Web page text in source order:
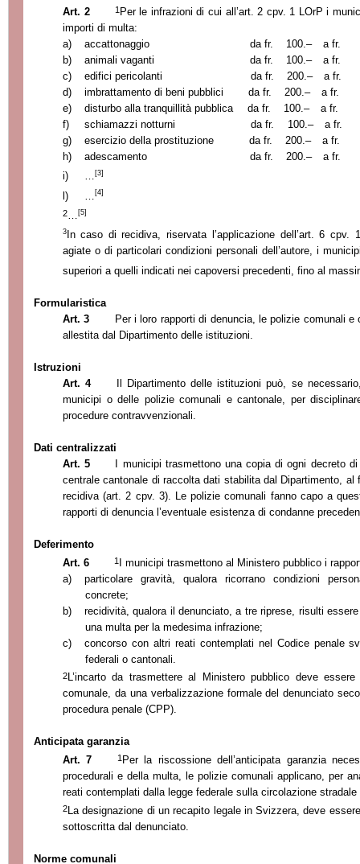
Art. 2
1Per le infrazioni di cui all’art. 2 cpv. 1 LOrP i
importi di multa:
a)
accattonaggio da fr. 100.–
a fr.
b)
animali vaganti da fr. 100.–
a fr.
c)
edifici pericolanti da fr. 200.–
a fr.
d)
imbrattamento di beni pubblici da fr. 200.– a fr.
e)
disturbo alla tranquillità pubblica da fr. 100.– a fr.
f)
schiamazzi notturni da fr. 100.–
a fr.
g)
esercizio della prostituzione da fr. 200.– a fr.
h)
adescamento da fr. 200.–
a fr.
i)
…[3]
l) …[4]
2… [5]
3 In caso di recidiva, riservata l’applicazione dell’art. 6
agiate o di particolari condizioni personali dell’autore, i
superiori a quelli indicati nei capoversi precedenti, fino al
Formularistica
Art. 3
Per i loro rapporti di denuncia, le polizie comunali
allestita dal Dipartimento delle istituzioni.
Istruzioni
Art. 4
Il Dipartimento delle istituzioni può, se
municipi o delle polizie comunali e cantonale, per
procedure contravvenzionali.
Dati centralizzati
Art. 5
I municipi trasmettono una copia di ogni decreto
centrale cantonale di raccolta dati stabilita dal Dipartimento, al
recidiva (art. 2 cpv. 3). Le polizie comunali fanno capo a
rapporti di denuncia l’eventuale esistenza di condanne
Deferimento
Art. 6
1 I municipi trasmettono al Ministero pubblico i
a)
particolare gravità, qualora ricorrano condizioni
concrete;
b)
recidività, qualora il denunciato, a tre riprese, risulti
una multa per la medesima infrazione;
c)
concorso con altri reati contemplati nel Codice penale
federali o cantonali.
2L’incarto da trasmettere al Ministero pubblico deve
comunale, da una verbalizzazione formale del denunciato
procedura penale (CPP).
Anticipata garanzia
Art. 7
1 Per la riscossione dell’anticipata garanzia
procedurali e della multa, le polizie comunali applicano, per
reati contemplati dalla legge federale sulla circolazione stradale
2La designazione di un recapito legale in Svizzera, deve
sottoscritta dal denunciato.
Norme comunali